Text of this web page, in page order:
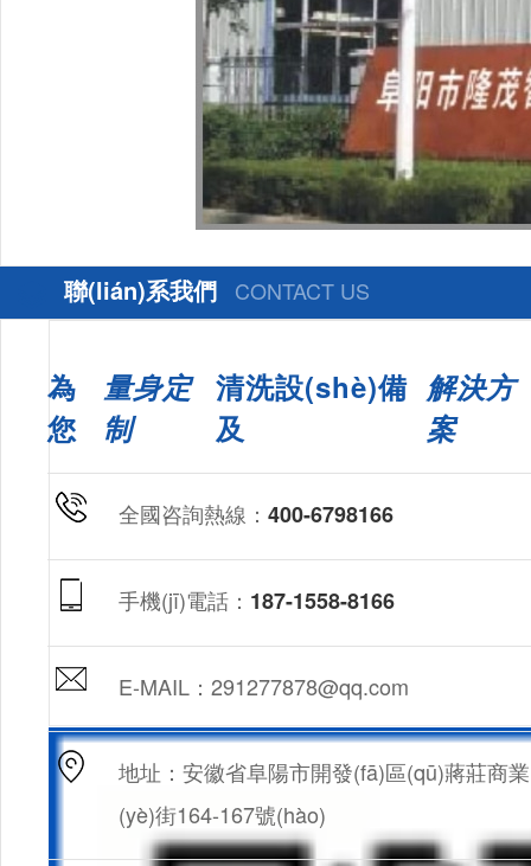
聯(lián)系我們 CONTACT US
為
您
量身定
制
清洗設(shè)備
及
解決方
案
全國咨詢熱線： 400-6798166
手機(jī)電話： 187-1558-8166
E-MAIL：291277878@qq.com
地址：安徽省阜陽市開發(fā)區(qū)蔣莊商業
(yè)街164-167號(hào)